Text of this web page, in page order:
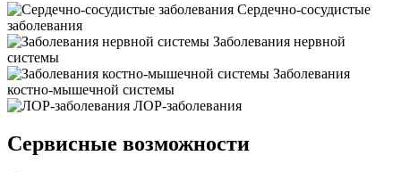
Сердечно-сосудистые
заболевания
Заболевания нервной
системы
Заболевания
костно-мышечной системы
ЛОР-заболевания
Сервисные возможности